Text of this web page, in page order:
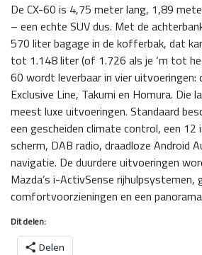
De CX-60 is 4,75 meter lang, 1,89
– een echte SUV dus. Met de
570 liter bagage in de kofferbak, dat
tot 1.148 liter (of 1.726 als je ‘m tot
60 wordt leverbaar in vier uitvoeringen:
Exclusive Line, Takumi en Homura. Die
meest luxe uitvoeringen. Standaard
een gescheiden climate control, een 12
scherm, DAB radio, draadloze Android
navigatie. De duurdere uitvoeringen
Mazda’s i-ActivSense rijhulpsystemen,
comfortvoorzieningen en een
Dit delen:
Delen